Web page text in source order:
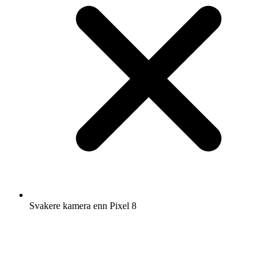
Svakere kamera enn Pixel 8